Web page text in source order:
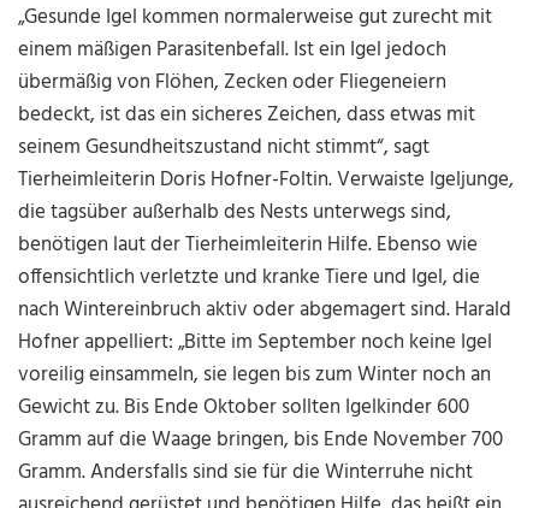
„Gesunde Igel kommen normalerweise gut zurecht mit
einem mäßigen Parasitenbefall. Ist ein Igel jedoch
übermäßig von Flöhen, Zecken oder Fliegeneiern
bedeckt, ist das ein sicheres Zeichen, dass etwas mit
seinem Gesundheitszustand nicht stimmt“, sagt
Tierheimleiterin Doris Hofner-Foltin. Verwaiste Igeljunge,
die tagsüber außerhalb des Nests unterwegs sind,
benötigen laut der Tierheimleiterin Hilfe. Ebenso wie
offensichtlich verletzte und kranke Tiere und Igel, die
nach Wintereinbruch aktiv oder abgemagert sind. Harald
Hofner appelliert: „Bitte im September noch keine Igel
voreilig einsammeln, sie legen bis zum Winter noch an
Gewicht zu. Bis Ende Oktober sollten Igelkinder 600
Gramm auf die Waage bringen, bis Ende November 700
Gramm. Andersfalls sind sie für die Winterruhe nicht